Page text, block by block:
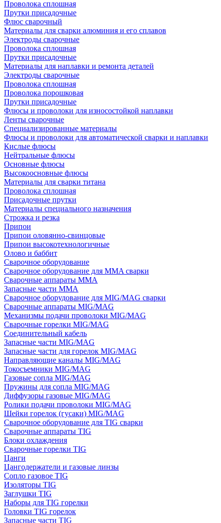
Проволока сплошная
Прутки присадочные
Флюс сварочный
Материалы для сварки алюминия и его сплавов
Электроды сварочные
Проволока сплошная
Прутки присадочные
Материалы для наплавки и ремонта деталей
Электроды сварочные
Проволока сплошная
Проволока порошковая
Прутки присадочные
Флюсы и проволоки для износостойкой наплавки
Ленты сварочные
Специализированные материалы
Флюсы и проволоки для автоматической сварки и наплавки
Кислые флюсы
Нейтральные флюсы
Основные флюсы
Высокоосновные флюсы
Материалы для сварки титана
Проволока сплошная
Присадочные прутки
Материалы специального назначения
Строжка и резка
Припои
Припои оловянно-свинцовые
Припои высокотехнологичные
Олово и баббит
Сварочное оборудование
Сварочное оборудование для MMA сварки
Сварочные аппараты MMA
Запасные части MMA
Сварочное оборудование для MIG/MAG сварки
Сварочные аппараты MIG/MAG
Механизмы подачи проволоки MIG/MAG
Сварочные горелки MIG/MAG
Соединительный кабель
Запасные части MIG/MAG
Запасные части для горелок MIG/MAG
Направляющие каналы MIG/MAG
Токосъемники MIG/MAG
Газовые сопла MIG/MAG
Пружины для сопла MIG/MAG
Диффузоры газовые MIG/MAG
Ролики подачи проволоки MIG/MAG
Шейки горелок (гусаки) MIG/MAG
Сварочное оборудование для TIG сварки
Сварочные аппараты TIG
Блоки охлаждения
Сварочные горелки TIG
Цанги
Цангодержатели и газовые линзы
Сопло газовое TIG
Изоляторы TIG
Заглушки TIG
Наборы для TIG горелки
Головки TIG горелок
Запасные части TIG